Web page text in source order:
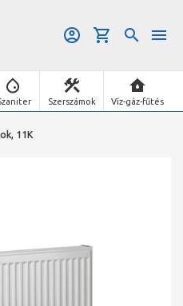
Szerszámok Víz-gáz-fűtés
11K